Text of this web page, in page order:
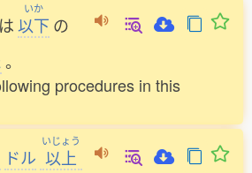
は
いか
以下 の
。
procedures in this
ドル
いじょう
以上